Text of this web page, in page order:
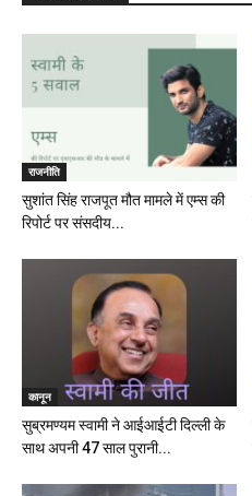
राजनीति
सुशांत सिंह राजपूत मौत मामले में एम्स की
रिपोर्ट पर संसदीय...
कानून
सुब्रमण्यम स्वामी ने आईआईटी दिल्ली के
साथ अपनी 47 साल पुरानी...